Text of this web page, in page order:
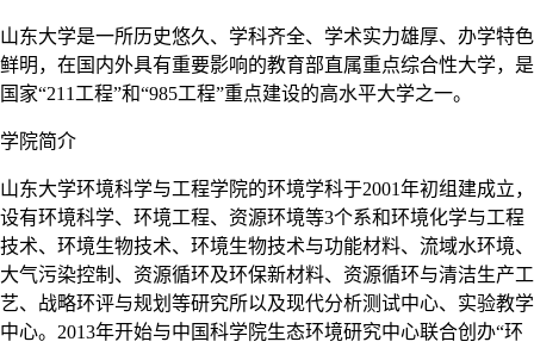
山东大学是一所历史悠久、学科齐全、学术实力雄厚、办学特色
鲜明，在国内外具有重要影响的教育部直属重点综合性大学，是
国家“211工程”和“985工程”重点建设的高水平大学之一。
学院简介
山东大学环境科学与工程学院的环境学科于2001年初组建成立，
设有环境科学、环境工程、资源环境等3个系和环境化学与工程
技术、环境生物技术、环境生物技术与功能材料、流域水环境、
大气污染控制、资源循环及环保新材料、资源循环与清洁生产工
艺、战略环评与规划等研究所以及现代分析测试中心、实验教学
中心。2013年开始与中国科学院生态环境研究中心联合创办“环